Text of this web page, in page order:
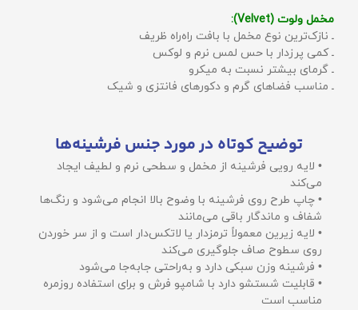
مخمل ولوت (Velvet):
ـ نازک‌ترین نوع مخمل با بافت راه‌راه ظریف
ـ کمی پرزدار با حس لمس نرم و لوکس
ـ گرمای بیشتر نسبت به میکرو
ـ مناسب فضاهای گرم و دکورهای فانتزی و شیک
توضیح کوتاه در مورد جنس فرشینه‌ها
• لایه رویی فرشینه از مخمل و سطحی نرم و لطیف ایجاد
می‌کند
• چاپ طرح روی فرشینه با وضوح بالا انجام می‌شود و رنگ‌ها
شفاف و ماندگار باقی می‌مانند
• لایه زیرین معمولاً ترمزدار یا لاتکس‌دار است و از سر خوردن
روی سطوح صاف جلوگیری می‌کند
• فرشینه وزن سبکی دارد و به‌راحتی جابه‌جا می‌شود
• قابلیت شستشو دارد با شامپو فرش و برای استفاده روزمره
مناسب است